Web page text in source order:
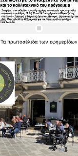
Ταπρωτοσέλιδατωνεφημερίδων